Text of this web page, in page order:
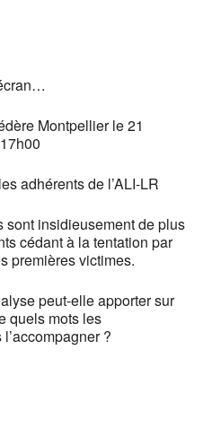
Montpellier le 21
adhérents de l’ALI-LR
insidieusement de plus
cédant à la tentation par
premières victimes.
peut-elle apporter sur
quels mots les
?